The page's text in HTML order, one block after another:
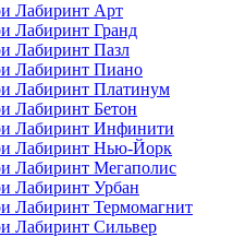
Лабиринт Арт
Лабиринт Гранд
Лабиринт Пазл
Лабиринт Пиано
Лабиринт Платинум
Лабиринт Бетон
Лабиринт Инфинити
Лабиринт Нью-Йорк
Лабиринт Мегаполис
Лабиринт Урбан
Лабиринт Термомагнит
Лабиринт Сильвер